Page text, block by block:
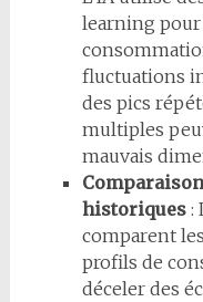
learning pour
fluctuations
des pics
multiples
mauvais
historiques:
comparent
profils de
déceler des